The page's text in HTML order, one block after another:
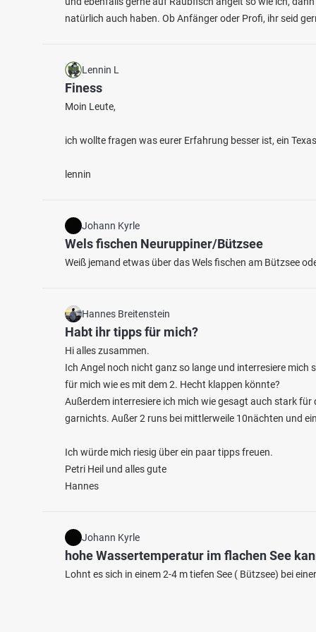
Fischarten: Karpfen, Hecht, Stör
natürlich auch haben. Ob Anfänger oder Profi, ihr seid
Lennin L
Finess
Moin Leute,
ich wollte fragen was eurer Erfahrung besser ist, ein
lennin
Johann Kyrle
Wels fischen Neuruppiner/Bützsee
Weiß jemand etwas über das Wels fischen am Bützsee
Hannes Breitenstein
Habt ihr tipps für mich?
Hi alles zusammen.
Ich Angel noch nicht ganz so lange und interresiere
für mich wie es mit dem 2. Hecht klappen könnte?
Außerdem interresiere ich mich wie gesagt auch stark
garnichts. Außer 2 runs bei mittlerweile 10nächten und
Ich würde mich riesig über ein paar tipps freuen.
Petri Heil und alles gute
Hannes
Johann Kyrle
hohe Wassertemperatur im flachen See
Lohnt es sich in einem 2-4 m tiefen See ( Bützsee) bei